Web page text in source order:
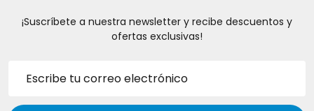
¡Suscríbete a nuestra newsletter y recibe descuentos y
ofertas exclusivas!
correo